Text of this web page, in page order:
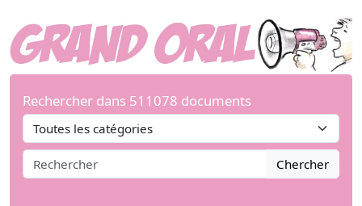
Rechercher dans 511078 documents
Chercher